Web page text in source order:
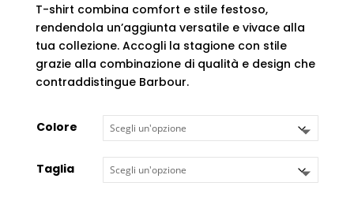
T-shirt combina comfort e stile festoso,
rendendola un’aggiunta versatile e vivace alla
tua collezione. Accogli la stagione con stile
grazie alla combinazione di qualità e design che
contraddistingue Barbour.
Colore
Taglia